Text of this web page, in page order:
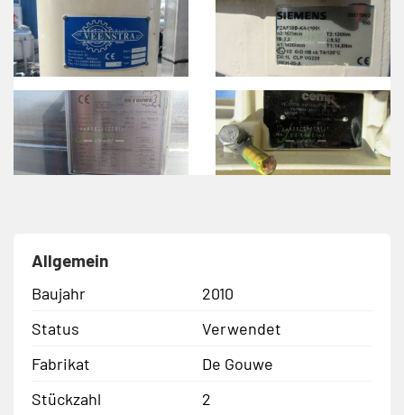
Allgemein
Baujahr
2010
Status
Verwendet
Fabrikat
De Gouwe
Stückzahl
2